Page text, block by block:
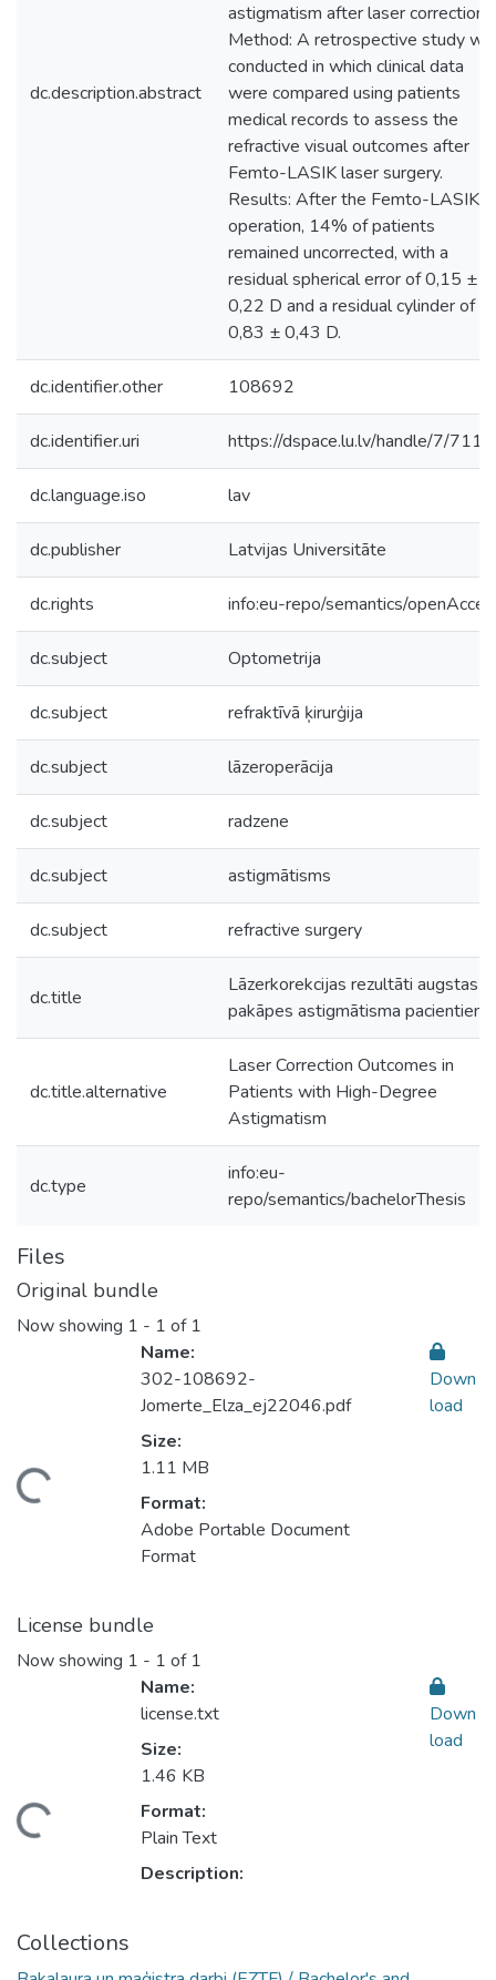
dc.description.abstract
astigmatism after laser correction.
Method: A retrospective study
conducted in which clinical data
were compared using patients
medical records to assess the
refractive visual outcomes after
Femto-LASIK laser surgery.
Results: After the Femto-LASIK
operation, 14% of patients
remained uncorrected, with a
residual spherical error of 0,15 ±
0,22 D and a residual cylinder of
0,83 ± 0,43 D.
dc.identifier.other 108692
dc.identifier.uri https://dspace.lu.lv/handle/7/
dc.language.iso lav
dc.publisher Latvijas Universitāte
dc.rights info:eu-repo/semantics/
dc.subject Optometrija
dc.subject refraktīvā ķirurģija
dc.subject lāzeroperācija
dc.subject radzene
dc.subject astigmātisms
dc.subject refractive surgery
dc.title
Lāzerkorekcijas rezultāti augstas
pakāpes astigmātisma pacientiem
dc.title.alternative
Laser Correction Outcomes in
Patients with High-Degree
Astigmatism
dc.type
info:eu-
repo/semantics/bachelorThesis
Files
Original bundle
Now showing 1 - 1 of 1
Name:
302-108692-
Jomerte_Elza_ej22046.pdf
Size:
1.11 MB
Format:
Adobe Portable Document
Format
Down
load
License bundle
Now showing 1 - 1 of 1
Name:
license.txt
Size:
1.46 KB
Format:
Plain Text
Description:
Down
load
Collections